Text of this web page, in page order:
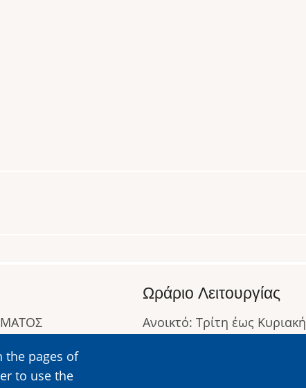
the pages of
to use the
Ωράριο Λειτουργίας
Ανοικτό: Τρίτη έως Κυριακή